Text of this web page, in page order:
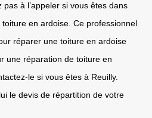
pas à l’appeler si vous êtes dans
toiture en ardoise. Ce professionnel
réparer une toiture en ardoise
une réparation de toiture en
le si vous êtes à Reuilly.
le devis de répartition de votre